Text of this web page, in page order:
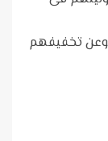
معجزاتهم وعن تخفيفهم